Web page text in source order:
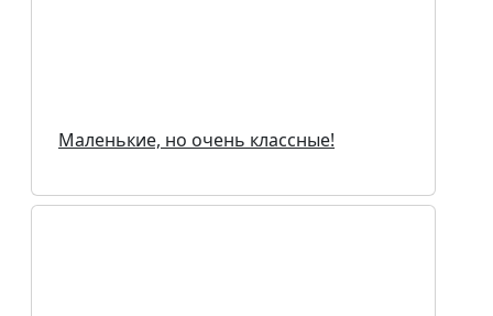
Маленькие, но очень классные!